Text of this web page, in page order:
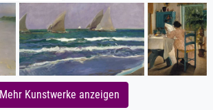
Mehr Kunstwerke anzeigen